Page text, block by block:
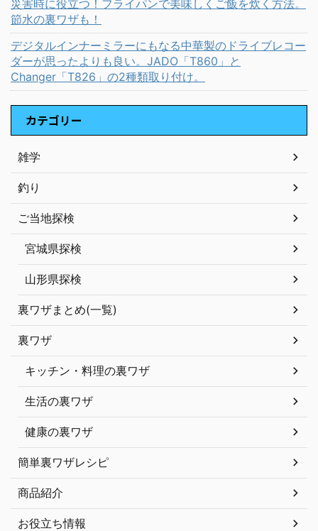
災害時に役立つ！フライパンで美味しくご飯を炊く方法。
節水の裏ワザも！
デジタルインナーミラーにもなる中華製のドライブレコー
ダーが思ったよりも良い。JADO「T860」と
Changer「T826」の2種類取り付け。
カテゴリー
雑学
釣り
ご当地探検
宮城県探検
山形県探検
裏ワザまとめ(一覧)
裏ワザ
キッチン・料理の裏ワザ
生活の裏ワザ
健康の裏ワザ
簡単裏ワザレシピ
商品紹介
お役立ち情報